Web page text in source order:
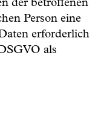
der betroffenen
Person eine
erforderlich
als